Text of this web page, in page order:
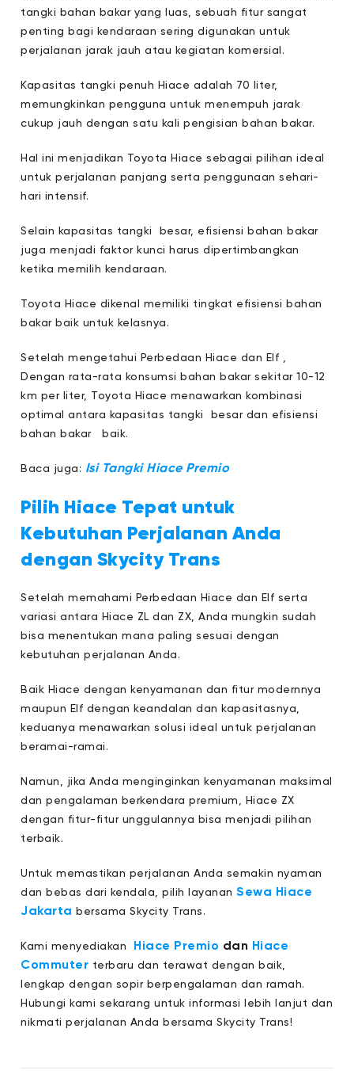
tangki bahan bakar yang luas, sebuah fitur sangat
penting bagi kendaraan sering digunakan untuk
perjalanan jarak jauh atau kegiatan komersial.
Kapasitas tangki penuh Hiace adalah 70 liter,
memungkinkan pengguna untuk menempuh jarak
cukup jauh dengan satu kali pengisian bahan bakar.
Hal ini menjadikan Toyota Hiace sebagai pilihan ideal
untuk perjalanan panjang serta penggunaan sehari-
hari intensif.
Selain kapasitas tangki
besar, efisiensi bahan bakar
juga menjadi faktor kunci harus dipertimbangkan
ketika memilih kendaraan.
Toyota Hiace dikenal memiliki tingkat efisiensi bahan
bakar baik untuk kelasnya.
Setelah mengetahui Perbedaan Hiace dan Elf ,
Dengan rata-rata konsumsi bahan bakar sekitar 10-12
km per liter, Toyota Hiace menawarkan kombinasi
optimal antara kapasitas tangki besar dan efisiensi
bahan bakar baik.
Baca juga: Isi Tangki Hiace Premio
Pilih Hiace Tepat untuk
Kebutuhan Perjalanan Anda
dengan Skycity Trans
Setelah memahami Perbedaan Hiace dan Elf serta
variasi antara Hiace ZL dan ZX, Anda mungkin sudah
bisa menentukan mana paling sesuai dengan
kebutuhan perjalanan Anda.
Baik Hiace dengan kenyamanan dan fitur modernnya
maupun Elf dengan keandalan dan kapasitasnya,
keduanya menawarkan solusi ideal untuk perjalanan
beramai-ramai.
Namun, jika Anda menginginkan kenyamanan maksimal
dan pengalaman berkendara premium, Hiace ZX
dengan fitur-fitur unggulannya bisa menjadi pilihan
terbaik.
Untuk memastikan perjalanan Anda semakin nyaman
dan bebas dari kendala, pilih layanan Sewa Hiace
Jakarta bersama Skycity Trans.
Kami menyediakan Hiace Premio dan Hiace
Commuter terbaru dan terawat dengan baik,
lengkap dengan sopir berpengalaman dan ramah.
Hubungi kami sekarang untuk informasi lebih lanjut dan
nikmati perjalanan Anda bersama Skycity Trans!